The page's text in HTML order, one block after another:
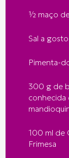
½ maço
Sal a gosto
Pimenta-
300 g de
conhecida
100 ml de
Frimesa